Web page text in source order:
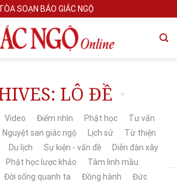
SOẠN BÁO GIÁC NGỘ
LÔ ĐỀ
Video Điểm nhìn Phật học
Tư vấn
Nguyệt san giác ngộ Lịch sử
Từ thiện
Du lịch Sự kiện - vấn đề
Diễn đàn xây
Phật học lược khảo
Tâm linh mầu
Đời sống quanh ta Đồng hành
Đức